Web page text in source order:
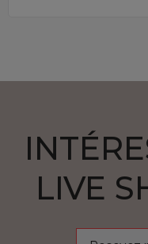
LIVE